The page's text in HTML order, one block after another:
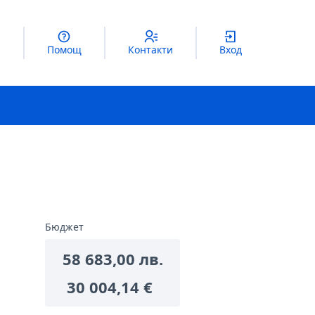
Помощ Контакти Вход
Бюджет
58 683,00 лв.
30 004,14 €